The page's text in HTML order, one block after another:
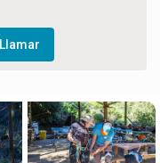
Llamar